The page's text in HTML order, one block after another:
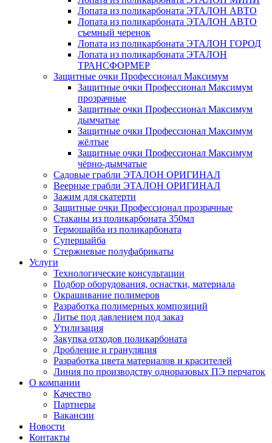
Лопата из поликарбоната ЭТАЛОН АВТО
Лопата из поликарбоната ЭТАЛОН АВТО
съемный черенок
Лопата из поликарбоната ЭТАЛОН ГОРОД
Лопата из поликарбоната ЭТАЛОН
ТРАНСФОРМЕР
Защитные очки Профессионал Максимум
Защитные очки Профессионал Максимум
прозрачные
Защитные очки Профессионал Максимум
дымчатые
Защитные очки Профессионал Максимум
жёлтые
Защитные очки Профессионал Максимум
чёрно-дымчатые
Садовые грабли ЭТАЛОН ОРИГИНАЛ
Веерные грабли ЭТАЛОН ОРИГИНАЛ
Зажим для скатерти
Защитные очки Профессионал прозрачные
Стаканы из поликарбоната 350мл
Термошайба из поликарбоната
Супершайба
Стержневые полуфабрикаты
Услуги
Технологические консультации
Подбор оборудования, оснастки, материала
Окрашивание полимеров
Разработка полимерных композиций
Литье под давлением под заказ
Утилизация
Закупка отходов поликарбоната
Дробление и грануляция
Разработка цвета материалов и красителей
Линия по производству одноразовых ПЭ перчаток
О компании
Качество
Партнеры
Вакансии
Новости
Контакты